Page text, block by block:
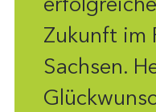
Zukunft im
Sachsen.